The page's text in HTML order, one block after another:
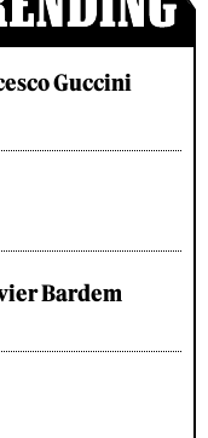
Guccini
Bardem